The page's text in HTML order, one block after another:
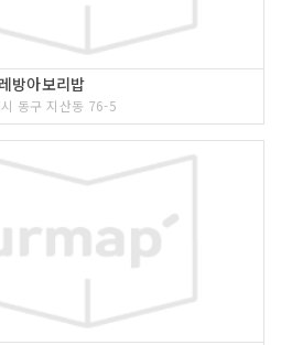
방아보리밥
동구 지산동 76-5